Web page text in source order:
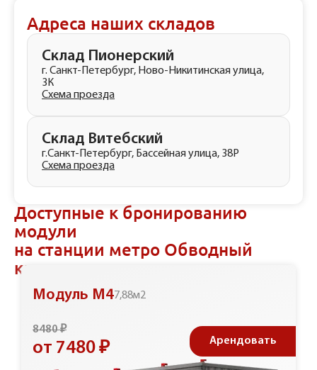
Адреса наших складов
Склад Пионерский
г. Санкт-Петербург, Ново-Никитинская улица,
3К
Схема проезда
Склад Витебский
г.Санкт-Петербург, Бассейная улица, 38Р
Схема проезда
Доступные к бронированию
модули
на станции метро Обводный
канал
Модуль М47,88м2
8480 ₽
от 7480 ₽ Арендовать